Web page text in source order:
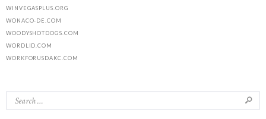
WINVEGASPLUS.ORG
WONACO-DE.COM
WOODYSHOTDOGS.COM
WORDLID.COM
WORKFORUSDAKC.COM